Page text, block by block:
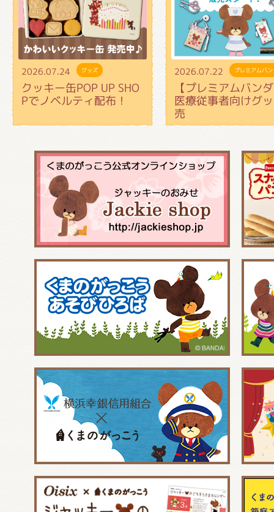
2026.07.24 グッズ
クッキー缶POP UP SHO
Pでノベルティ配布！
2026.07.22 プレミアムバ
【プレミアムバン
医療従事者向けグ
売